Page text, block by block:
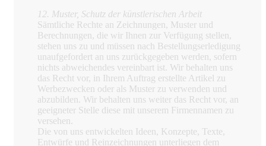
12. Muster, Schutz der künstlerischen Arbeit
Sämtliche Rechte an Zeichnungen, Muster und
Berechnungen, die wir Ihnen zur Verfügung stellen,
stehen uns zu und müssen nach Bestellungserledigung
unaufgefordert an uns zurückgegeben werden, sofern
nichts abweichendes vereinbart ist. Wir behalten uns
das Recht vor, in Ihrem Auftrag erstellte Artikel zu
Werbezwecken oder als Muster zu verwenden und
abzubilden. Wir behalten uns weiter das Recht vor, an
geeigneter Stelle diese mit unserem Firmennamen zu
versehen.
Die von uns entwickelten Ideen, Konzepte, Texte,
Entwürfe und Reinzeichnungen unterliegen dem